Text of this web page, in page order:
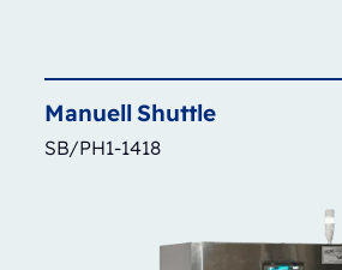
Manuell Shuttle
SB/PH1-1418